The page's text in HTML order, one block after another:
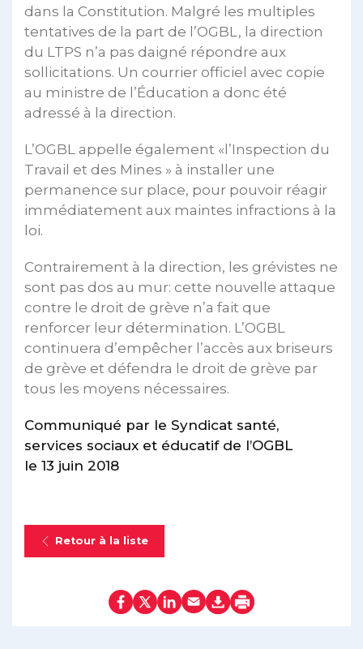
dans la Constitution. Malgré les multiples
tentatives de la part de l’OGBL, la direction
du LTPS n’a pas daigné répondre aux
sollicitations. Un courrier officiel avec copie
au ministre de l’Éducation a donc été
adressé à la direction.
L’OGBL appelle également «l’Inspection du
Travail et des Mines » à installer une
permanence sur place, pour pouvoir réagir
immédiatement aux maintes infractions à la
loi.
Contrairement à la direction, les grévistes ne
sont pas dos au mur: cette nouvelle attaque
contre le droit de grève n’a fait que
renforcer leur détermination. L’OGBL
continuera d’empêcher l’accès aux briseurs
de grève et défendra le droit de grève par
tous les moyens nécessaires.
Communiqué par le Syndicat santé,
services sociaux et éducatif de l’OGBL
le 13 juin 2018
Retour à la liste